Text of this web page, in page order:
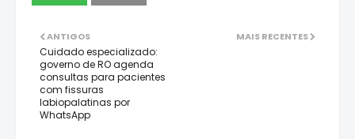
MAIS RECENTES
ANTIGOS
Cuidado especializado:
governo de RO agenda
consultas para pacientes
com fissuras
labiopalatinas por
WhatsApp